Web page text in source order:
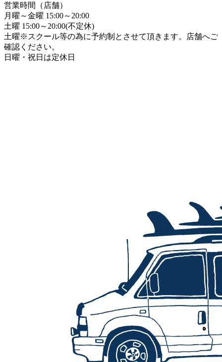
営業時間（店舗）
月曜～金曜 15:00～20:00
土曜 15:00～20:00(不定休)
土曜※スクール等の為に予約制とさせて頂きます。店舗へご
確認ください。
日曜・祝日は定休日